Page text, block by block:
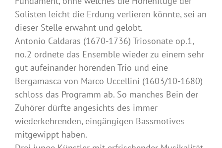
Solisten leicht die Erdung verlieren könnte, sei an
dieser Stelle erwähnt und gelobt.
Antonio Caldaras (1670-1736) Triosonate op.1,
no.2 ordnete das Ensemble wieder zu einem sehr
gut aufeinander hörenden Trio und eine
Bergamasca von Marco Uccellini (1603/10-1680)
schloss das Programm ab. So manches Bein der
Zuhörer dürfte angesichts des immer
wiederkehrenden, eingängigen Bassmotives
mitgewippt haben.